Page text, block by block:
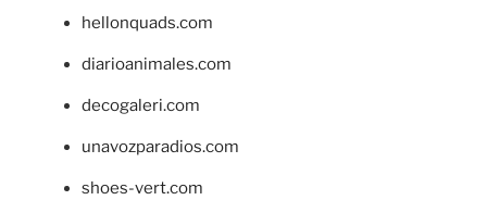
hellonquads.com
diarioanimales.com
decogaleri.com
unavozparadios.com
shoes-vert.com